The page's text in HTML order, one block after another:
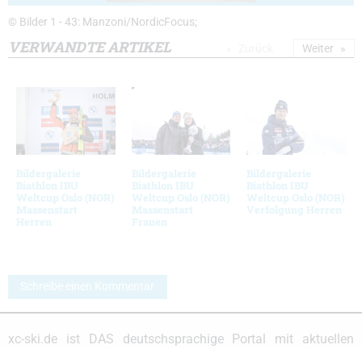
© Bilder 1 - 43: Manzoni/NordicFocus;
VERWANDTE ARTIKEL
Bildergalerie
Biathlon IBU
Weltcup Oslo (NOR)
Massenstart
Herren
Bildergalerie
Biathlon IBU
Weltcup Oslo (NOR)
Massenstart
Frauen
Bildergalerie
Biathlon IBU
Weltcup Oslo (NOR)
Verfolgung Herren
Weiter
Schreibe einen Kommentar
xc-ski.de ist DAS deutschsprachige Portal mit aktuellen